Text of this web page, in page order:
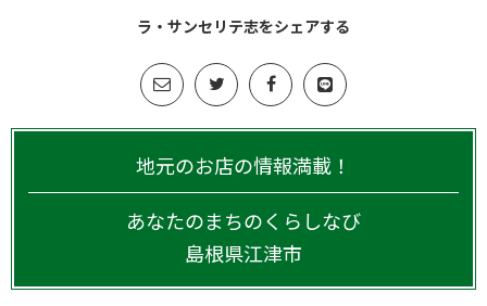
ラ・サンセリテ志をシェアする
地元のお店の情報満載！
あなたのまちのくらしなび
島根県江津市